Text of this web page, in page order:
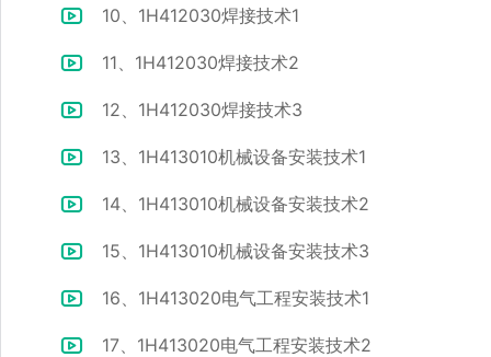
10、1H412030焊接技术1
11、1H412030焊接技术2
12、1H412030焊接技术3
13、1H413010机械设备安装技术1
14、1H413010机械设备安装技术2
15、1H413010机械设备安装技术3
16、1H413020电气工程安装技术1
17、1H413020电气工程安装技术2